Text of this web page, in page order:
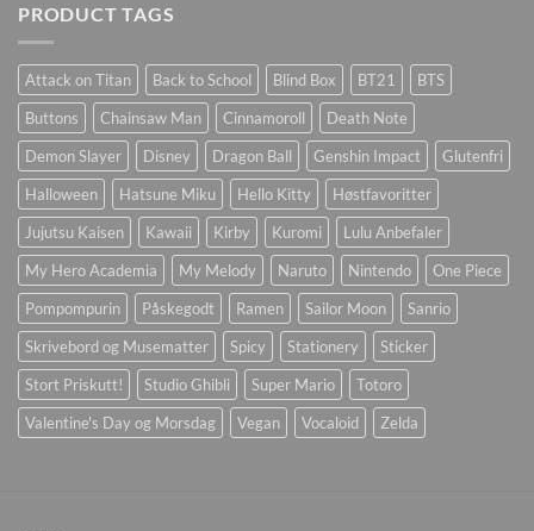
PRODUCT TAGS
Attack on Titan Back to School Blind Box BT21
BTS
Buttons
Chainsaw Man Cinnamoroll
Death Note
Demon Slayer
Disney Dragon Ball Genshin Impact
Glutenfri
Halloween
Hatsune Miku Hello Kitty
Høstfavoritter
Jujutsu Kaisen
Kawaii Kirby Kuromi
Lulu Anbefaler
My Hero Academia
My Melody Naruto Nintendo
One Piece
Pompompurin
Påskegodt Ramen Sailor Moon
Sanrio
Skrivebord og Musematter
Spicy Stationery
Sticker
Stort Priskutt!
Studio Ghibli Super Mario
Totoro
Valentine's Day og Morsdag
Vegan Vocaloid Zelda